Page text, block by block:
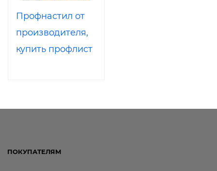
Профнастил от
производителя,
купить профлист
ПОКУПАТЕЛЯМ